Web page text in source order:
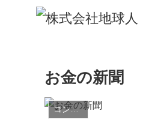
お金の新聞
コンテンツ